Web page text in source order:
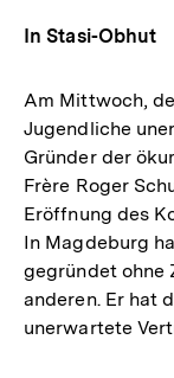
In Stasi-Obhut
Am Mittwoch,
Jugendliche
Gründer der
Frère Roger
Eröffnung des
In Magdeburg
gegründet ohne
anderen. Er hat
unerwartete